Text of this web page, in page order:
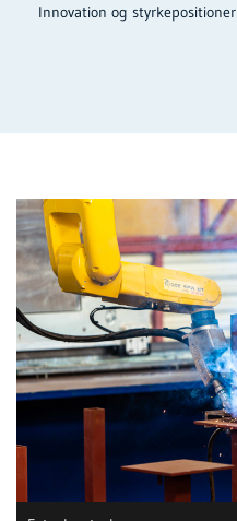
Innovation og styrkepositioner